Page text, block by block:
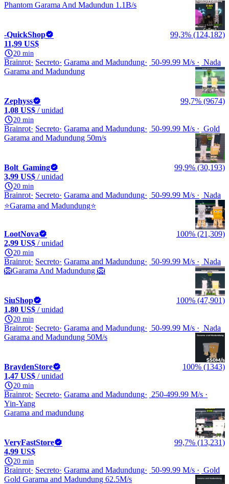
Phantom Garama And Madundun 1.1B/s
-QuickShop
99,3% (124,182)
11,99 US$
20 min
Brainrot Secreto Garama and Madundung 50-99.99 M/s
Nada
Garama and Madundung
Zephyss
99,7% (9674)
1,08 US$ / unidad
20 min
Brainrot Secreto Garama and Madundung 50-99.99 M/s
Gold
Garama and Madundung 50m/s
Bolt_Gaming
99,9% (30,193)
3,99 US$ / unidad
20 min
Brainrot Secreto Garama and Madundung 50-99.99 M/s
Nada
⭐Garama and Madundung⭐
LootNova
100% (21,309)
2,99 US$ / unidad
20 min
Brainrot Secreto Garama and Madundung 50-99.99 M/s
Nada
🦁Garama And Madundung 🦁
SiuShop
100% (47,901)
1,80 US$ / unidad
20 min
Brainrot Secreto Garama and Madundung 50-99.99 M/s
Nada
Garama and Madundung 50M/s
BraydenStore
100% (1343)
1,47 US$ / unidad
20 min
Brainrot Secreto Garama and Madundung
250-499.99 M/s
Yin-Yang
Garama and madundung
VeryFastStore
99,7% (13,231)
4,99 US$
20 min
Brainrot Secreto Garama and Madundung 50-99.99 M/s
Gold
Gold Garama and Madundung 62.5M/s